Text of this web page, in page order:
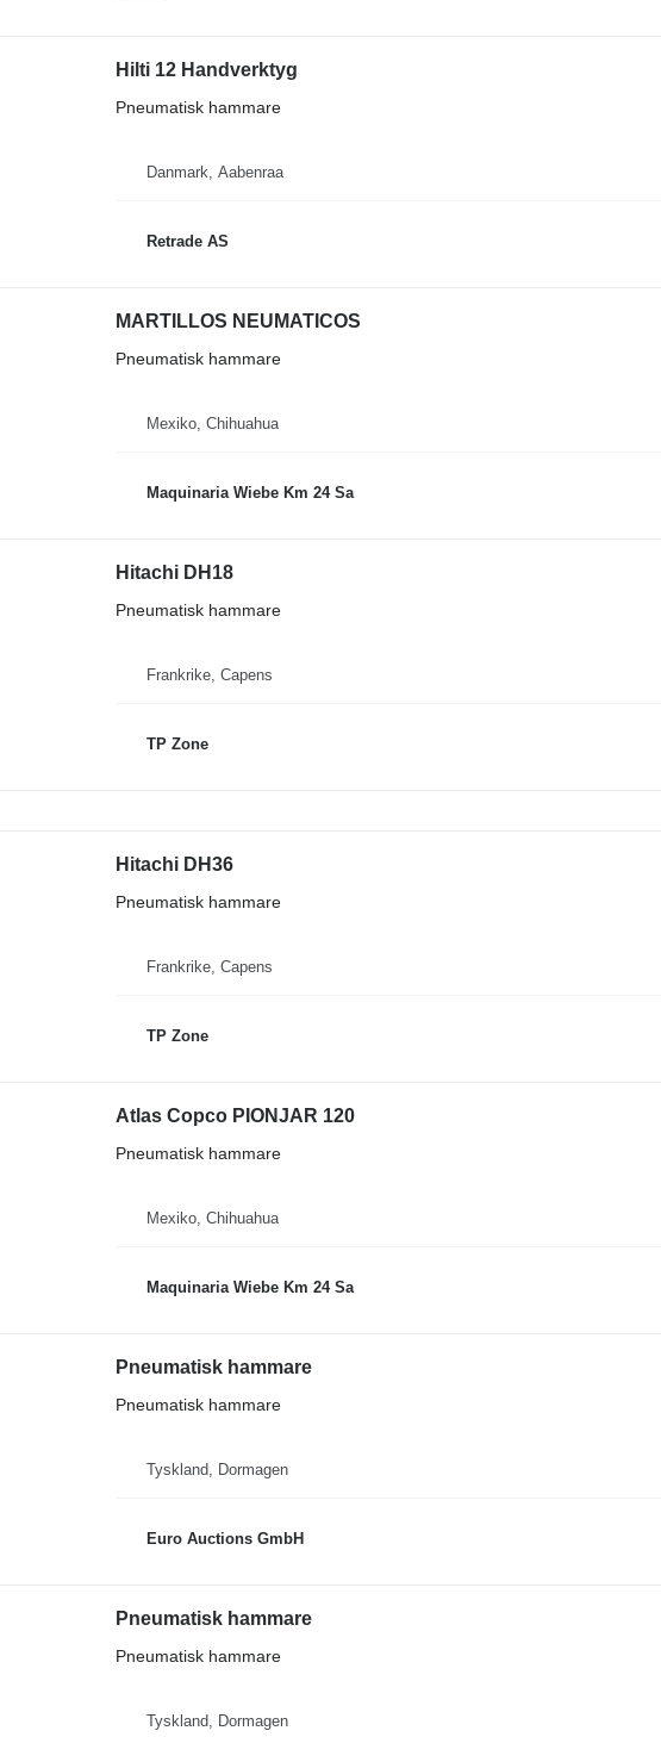
Hilti 12 Handverktyg
Pneumatisk hammare
Danmark, Aabenraa
Retrade AS
MARTILLOS NEUMATICOS
Pneumatisk hammare
Mexiko, Chihuahua
Maquinaria Wiebe Km 24 Sa
Hitachi DH18
Pneumatisk hammare
Frankrike, Capens
TP Zone
Hitachi DH36
Pneumatisk hammare
Frankrike, Capens
TP Zone
Atlas Copco PIONJAR 120
Pneumatisk hammare
Mexiko, Chihuahua
Maquinaria Wiebe Km 24 Sa
Pneumatisk hammare
Pneumatisk hammare
Tyskland, Dormagen
Euro Auctions GmbH
Pneumatisk hammare
Pneumatisk hammare
Tyskland, Dormagen